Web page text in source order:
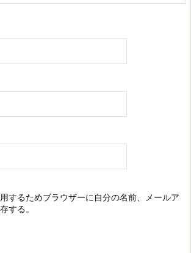
するためブラウザーに自分の名前、メールア
する。